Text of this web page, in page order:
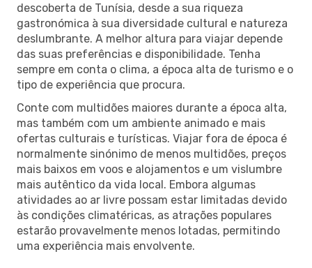
descoberta de Tunísia, desde a sua riqueza
gastronómica à sua diversidade cultural e natureza
deslumbrante. A melhor altura para viajar depende
das suas preferências e disponibilidade. Tenha
sempre em conta o clima, a época alta de turismo e o
tipo de experiência que procura.
Conte com multidões maiores durante a época alta,
mas também com um ambiente animado e mais
ofertas culturais e turísticas. Viajar fora de época é
normalmente sinónimo de menos multidões, preços
mais baixos em voos e alojamentos e um vislumbre
mais autêntico da vida local. Embora algumas
atividades ao ar livre possam estar limitadas devido
às condições climatéricas, as atrações populares
estarão provavelmente menos lotadas, permitindo
uma experiência mais envolvente.